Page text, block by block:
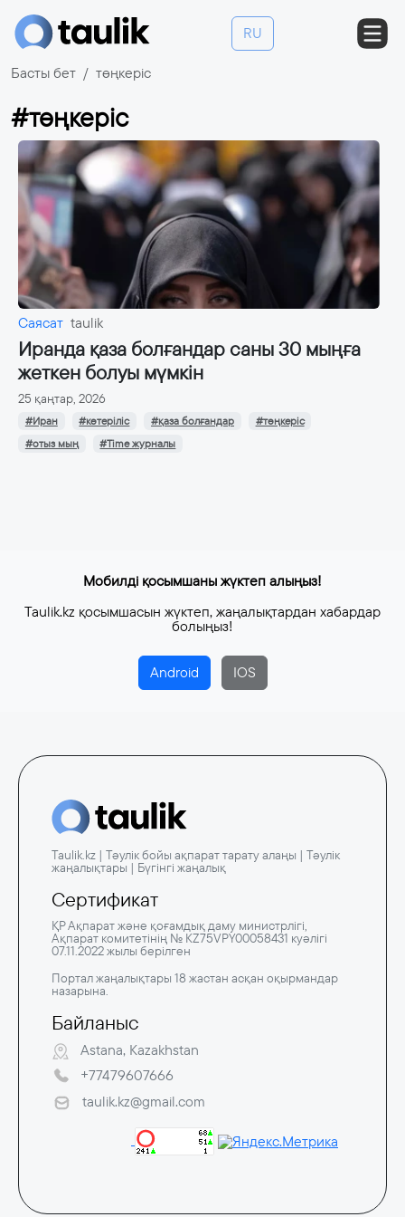
RU
Басты бет төңкеріс
#төңкеріс
Саясат taulik
Иранда қаза болғандар саны 30 мыңға
жеткен болуы мүмкін
25 қаңтар, 2026
#Иран #көтеріліс #қаза болғандар
#төңкеріс
#отыз мың
#Time журналы
Мобилді қосымшаны жүктеп алыңыз!
Taulik.kz қосымшасын жүктеп, жаңалықтардан хабардар
болыңыз!
Android IOS
Taulik.kz | Тәулік бойы ақпарат тарату алаңы | Тәулік
жаңалықтары | Бүгінгі жаңалық
Сертификат
ҚР Ақпарат және қоғамдық даму министрлігі,
Ақпарат комитетінің № KZ75VPY00058431 куәлігі
07.11.2022 жылы берілген
Портал жаңалықтары 18 жастан асқан оқырмандар
назарына.
Байланыс
Astana, Kazakhstan
+77479607666
taulik.kz@gmail.com